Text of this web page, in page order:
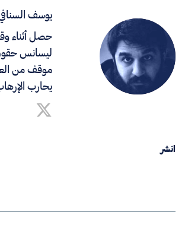
يوسف السنافي
حصل أثناء
ليسانس
موقف من
يحارب
انشر